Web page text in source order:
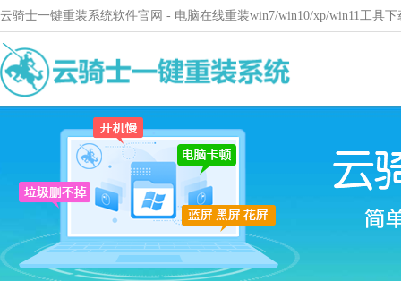
云骑士一键重装系统软件官网 - 电脑在线重装win7/win10/xp/win11工具